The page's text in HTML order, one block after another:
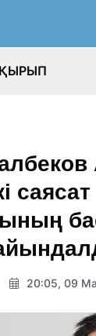
саясат
20:05, 09